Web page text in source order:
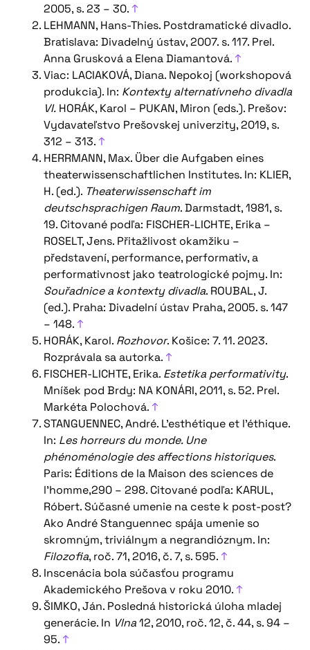
2005, s. 23 – 30. ↑
LEHMANN, Hans-Thies. Postdramatické divadlo.
Bratislava: Divadelný ústav, 2007. s. 117. Prel.
Anna Grusková a Elena Diamantová. ↑
Viac: LACIAKOVÁ, Diana. Nepokoj (workshopová
produkcia). In: Kontexty alternatívneho divadla
VI. HORÁK, Karol – PUKAN, Miron (eds.). Prešov:
Vydavateľstvo Prešovskej univerzity, 2019, s.
312 – 313. ↑
HERRMANN, Max. Über die Aufgaben eines
theaterwissenschaftlichen Institutes. In: KLIER,
H. (ed.). Theaterwissenschaft im
deutschsprachigen Raum. Darmstadt, 1981, s.
19. Citované podľa: FISCHER-LICHTE, Erika –
ROSELT, Jens. Přitažlivost okamžiku –
představení, performance, performativ, a
performativnost jako teatrologické pojmy. In:
Souřadnice a kontexty divadla. ROUBAL, J.
(ed.). Praha: Divadelní ústav Praha, 2005. s. 147
– 148. ↑
HORÁK, Karol. Rozhovor. Košice: 7. 11. 2023.
Rozprávala sa autorka. ↑
FISCHER-LICHTE, Erika. Estetika performativity.
Mníšek pod Brdy: NA KONÁRI, 2011, s. 52. Prel.
Markéta Polochová. ↑
STANGUENNEC, André. L’esthétique et l’éthique.
In: Les horreurs du monde. Une
phénoménologie des affections historiques.
Paris: Éditions de la Maison des sciences de
l’homme,290 – 298. Citované podľa: KARUL,
Róbert. Súčasné umenie na ceste k post-post?
Ako André Stanguennec spája umenie so
skromným, triviálnym a negrandióznym. In:
Filozofia, roč. 71, 2016, č. 7, s. 595. ↑
Inscenácia bola súčasťou programu
Akademického Prešova v roku 2010. ↑
ŠIMKO, Ján. Posledná historická úloha mladej
generácie. In Vlna12, 2010, roč. 12, č. 44, s. 94 –
95. ↑